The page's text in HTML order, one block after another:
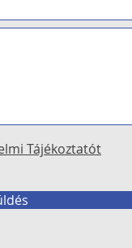
Tájékoztatót